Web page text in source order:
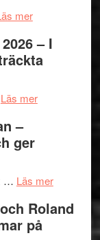
åretsFilmstadens
stipendium
merom
Det
grönaste
–
och
lättsam
– I
Läs merom
2026
I
Delvis
–
ger
… Läs merom
Roland
på